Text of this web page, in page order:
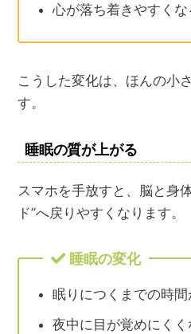
心が落ち着きやすくな
こうした変化は、ほんの小
す。
睡眠の質が上がる
スマホを手放すと、脳と身
ド”へ戻りやすくなります。
睡眠の変化
眠りにつくまでの時間
夜中に目が覚めにくく